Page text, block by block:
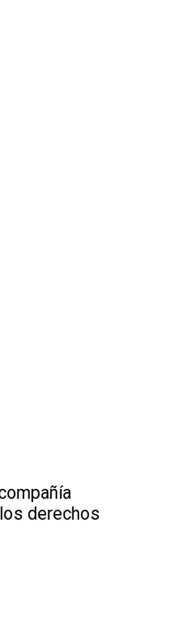
derechos